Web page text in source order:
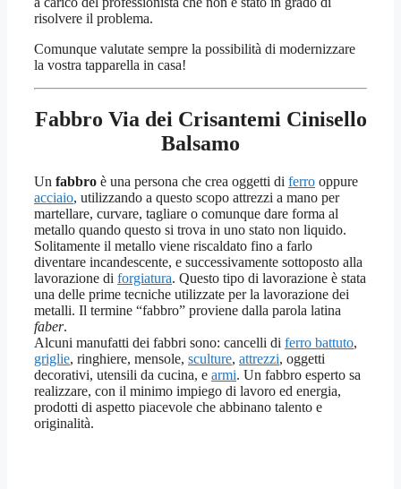
risolvere il problema.
Comunque valutate sempre la possibilità di modernizzare
la vostra tapparella in casa!
Fabbro Via dei Crisantemi Cinisello
Balsamo
Un fabbro è una persona che crea oggetti di ferro oppure
acciaio, utilizzando a questo scopo attrezzi a mano per
martellare, curvare, tagliare o comunque dare forma al
metallo quando questo si trova in uno stato non liquido.
Solitamente il metallo viene riscaldato fino a farlo
diventare incandescente, e successivamente sottoposto alla
lavorazione di forgiatura. Questo tipo di lavorazione è stata
una delle prime tecniche utilizzate per la lavorazione dei
metalli. Il termine “fabbro” proviene dalla parola latina
faber.
Alcuni manufatti dei fabbri sono: cancelli di ferro battuto,
griglie, ringhiere, mensole, sculture, attrezzi, oggetti
decorativi, utensili da cucina, e armi. Un fabbro esperto sa
realizzare, con il minimo impiego di lavoro ed energia,
prodotti di aspetto piacevole che abbinano talento e
originalità.